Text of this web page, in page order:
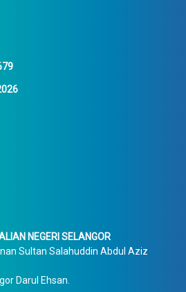
NEGERI SELANGOR
Sultan Salahuddin Abdul Aziz
Darul Ehsan.